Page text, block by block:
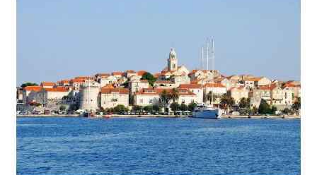
toutes
les
options
pour
votre
escapade